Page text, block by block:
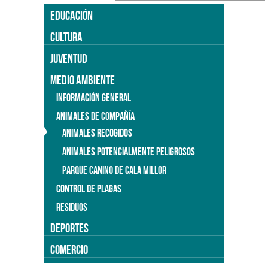
EDUCACIÓN
CULTURA
JUVENTUD
MEDIO AMBIENTE
INFORMACIÓN GENERAL
ANIMALES DE COMPAÑÍA
ANIMALES RECOGIDOS
ANIMALES POTENCIALMENTE PELIGROSOS
PARQUE CANINO DE CALA MILLOR
CONTROL DE PLAGAS
RESIDUOS
DEPORTES
COMERCIO